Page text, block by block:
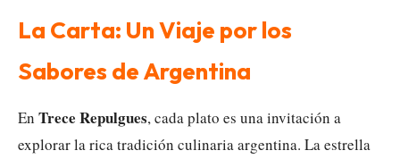
La Carta: Un Viaje por los
Sabores de Argentina
En Trece Repulgues, cada plato es una invitación a
explorar la rica tradición culinaria argentina. La estrella